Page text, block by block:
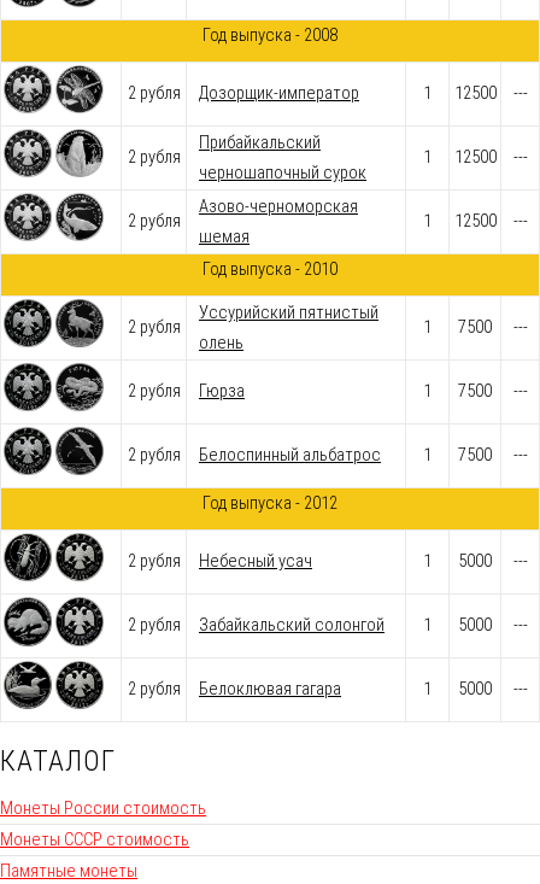
Год выпуска - 2008
2 рубля Дозорщик-император 1 12500 ---
2 рубля
Прибайкальский
черношапочный сурок
1 12500 ---
2 рубля
Азово-черноморская
шемая
1 12500 ---
Год выпуска - 2010
2 рубля
Уссурийский пятнистый
олень
1 7500 ---
2 рубля Гюрза 1 7500 ---
2 рубля Белоспинный альбатрос 1 7500 ---
Год выпуска - 2012
2 рубля Небесный усач 1 5000 ---
2 рубля Забайкальский солонгой 1 5000 ---
2 рубля Белоклювая гагара 1 5000 ---
КАТАЛОГ
Монеты России стоимость
Монеты СССР стоимость
Памятные монеты